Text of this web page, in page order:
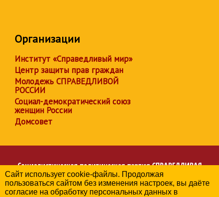
Организации
Институт «Справедливый мир»
Центр защиты прав граждан
Молодежь СПРАВЕДЛИВОЙ
РОССИИ
Социал-демократический союз
женщин России
Домсовет
Социалистическая политическая партияСПРАВЕДЛИВАЯ
РОССИЯ
Региональное отделение партии в Ивановской области
Сайт использует cookie-файлы. Продолжая
пользоваться сайтом без изменения настроек, вы даёте
согласие на обработку персональных данных в